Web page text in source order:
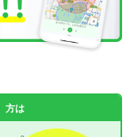
方は